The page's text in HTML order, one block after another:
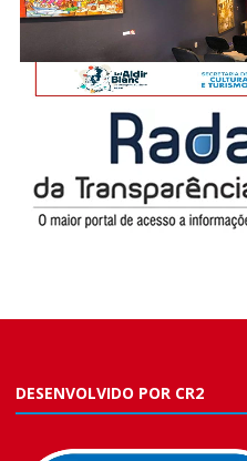
DESENVOLVIDO POR CR2